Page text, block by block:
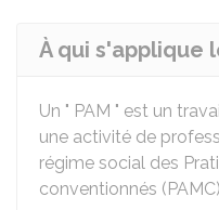
À qui s'applique
Un " PAM " est un
une activité de
régime social des
conventionnés